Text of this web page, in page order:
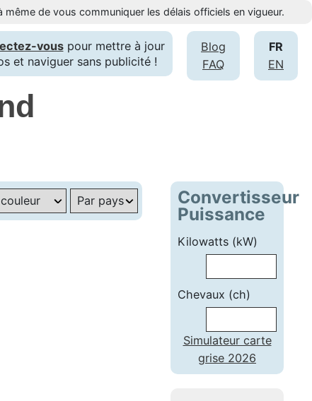
de vous communiquer les délais officiels en vigueur.
FR
EN
Blog
FAQ
vouspour mettre à jour
et naviguer sans publicité !
Convertisseur
Puissance
Kilowatts (kW)
Chevaux (ch)
Simulateur carte
grise 2026